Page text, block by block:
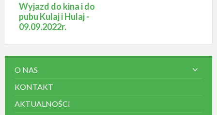
Wyjazd do kina i do
pubu Kulaj i Hulaj -
09.09.2022r.
O NAS
KONTAKT
AKTUALNOŚCI